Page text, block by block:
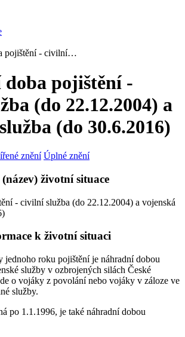
pojištění - civilní…
pojištění -
(do 22.12.2004) a
(do 30.6.2016)
znění Úplné znění
životní situace
- civilní služba (do 22.12.2004) a vojenská
k životní situaci
jednoho roku pojištění je náhradní dobou
služby v ozbrojených silách České
o vojáky z povolání nebo vojáky v záloze ve
služby.
po 1.1.1996, je také náhradní dobou